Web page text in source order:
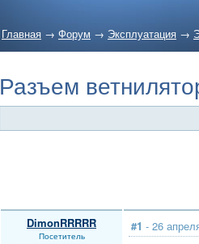
Главная → Форум → Эксплуатация →
Разъем
DimonRRRRR
Посетитель
#1 - 26